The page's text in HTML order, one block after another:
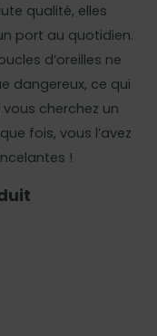
qualité, elles
port au quotidien.
d’oreilles ne
dangereux, ce qui
cherchez un
fois, vous l’avez
!